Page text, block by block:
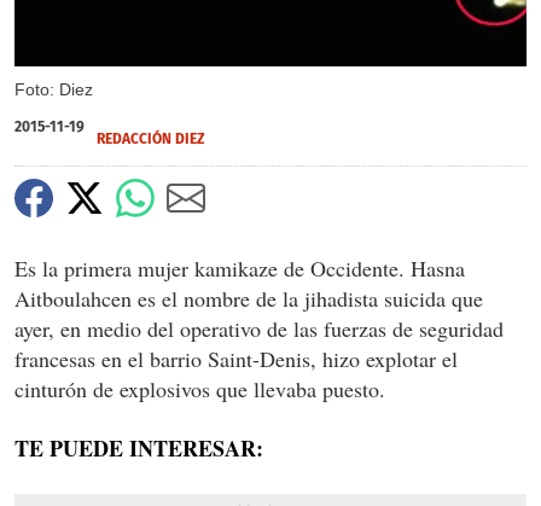
Foto: Diez
2015-11-19
REDACCIÓN DIEZ
Es la primera mujer kamikaze de Occidente. Hasna
Aitboulahcen es el nombre de la jihadista suicida que
ayer, en medio del operativo de las fuerzas de seguridad
francesas en el barrio Saint-Denis, hizo explotar el
cinturón de explosivos que llevaba puesto.
TE PUEDE INTERESAR: